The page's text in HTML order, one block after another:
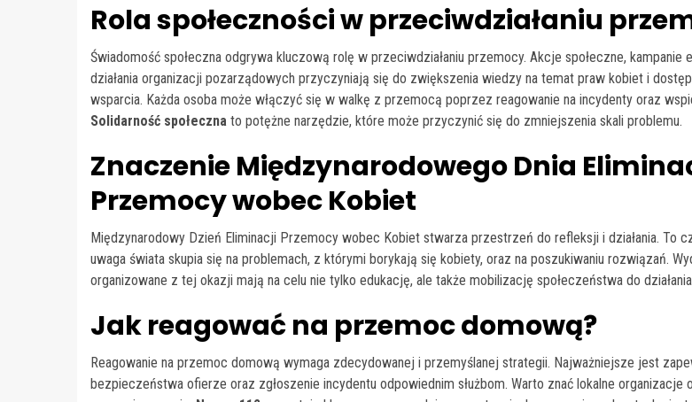
Rola społeczności w przeciwdziałaniu
Świadomość społeczna odgrywa kluczową rolę w przeciwdziałaniu przemocy. Akcje społeczne, kampanie
działania organizacji pozarządowych przyczyniają się do zwiększenia wiedzy na temat praw kobiet i
wsparcia. Każda osoba może włączyć się w walkę z przemocą poprzez reagowanie na incydenty oraz
Solidarność społeczna to potężne narzędzie, które może przyczynić się do zmniejszenia skali problemu.
Znaczenie Międzynarodowego Dnia
Przemocy wobec Kobiet
Międzynarodowy Dzień Eliminacji Przemocy wobec Kobiet stwarza przestrzeń do refleksji i działania. To
uwaga świata skupia się na problemach, z którymi borykają się kobiety, oraz na poszukiwaniu rozwiązań.
organizowane z tej okazji mają na celu nie tylko edukację, ale także mobilizację społeczeństwa do
Jak reagować na przemoc domową?
Reagowanie na przemoc domową wymaga zdecydowanej i przemyślanej strategii. Najważniejsze jest
bezpieczeństwa ofierze oraz zgłoszenie incydentu odpowiednim służbom. Warto znać lokalne organizacje